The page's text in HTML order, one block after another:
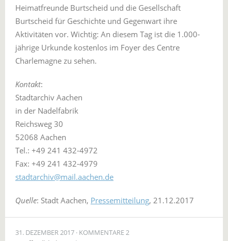
Heimatfreunde Burtscheid und die Gesellschaft
Burtscheid für Geschichte und Gegenwart ihre
Aktivitäten vor. Wichtig: An diesem Tag ist die 1.000-
jährige Urkunde kostenlos im Foyer des Centre
Charlemagne zu sehen.
Kontakt:
Stadtarchiv Aachen
in der Nadelfabrik
Reichsweg 30
52068 Aachen
Tel.: +49 241 432-4972
Fax: +49 241 432-4979
stadtarchiv@mail.aachen.de
Quelle: Stadt Aachen, Pressemitteilung, 21.12.2017
31. DEZEMBER 2017 KOMMENTARE 2